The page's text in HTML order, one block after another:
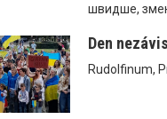
швидше,
Den
Rudolfinum,